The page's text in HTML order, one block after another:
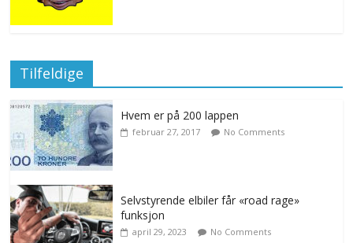
Tilfeldige
Hvem er på 200 lappen
februar 27, 2017 No Comments
Selvstyrende elbiler får «road rage»
funksjon
april 29, 2023 No Comments